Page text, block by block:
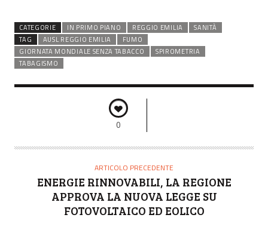
CATEGORIE IN PRIMO PIANO REGGIO EMILIA
SANITÀ
TAG
AUSL REGGIO EMILIA
FUMO
GIORNATA MONDIALE SENZA TABACCO
SPIROMETRIA
TABAGISMO
0
ARTICOLO PRECEDENTE
ENERGIE RINNOVABILI, LA REGIONE
APPROVA LA NUOVA LEGGE SU
FOTOVOLTAICO ED EOLICO